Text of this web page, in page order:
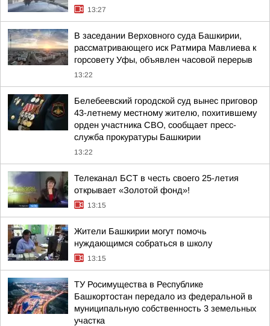
13:27
В заседании Верховного суда Башкирии,
рассматривающего иск Ратмира Мавлиева к
горсовету Уфы, объявлен часовой перерыв
13:22
Белебеевский городской суд вынес приговор
43-летнему местному жителю, похитившему
орден участника СВО, сообщает пресс-
служба прокуратуры Башкирии
13:22
Телеканал БСТ в честь своего 25-летия
открывает «Золотой фонд»!
13:15
Жители Башкирии могут помочь
нуждающимся собраться в школу
13:15
ТУ Росимущества в Республике
Башкортостан передало из федеральной в
муниципальную собственность 3 земельных
участка